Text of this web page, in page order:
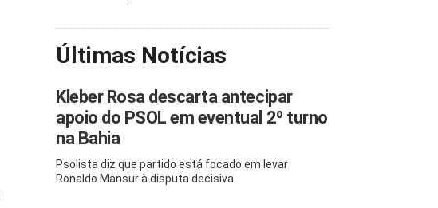
Últimas Notícias
Kleber Rosa descarta antecipar
apoio do PSOL em eventual 2º turno
na Bahia
Psolista diz que partido está focado em levar
Ronaldo Mansur à disputa decisiva